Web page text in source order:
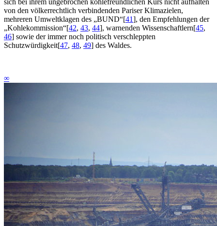
von den völkerrechtlich verbindenden Pariser Klimazielen,
mehreren Umweltklagen des „BUND“[41], den Empfehlungen der
„Kohlekommission“[42, 43, 44], warnenden Wissenschaftlern[45,
46] sowie der immer noch politisch verschleppten
Schutzwürdigkeit[47, 48, 49] des Waldes.
∞